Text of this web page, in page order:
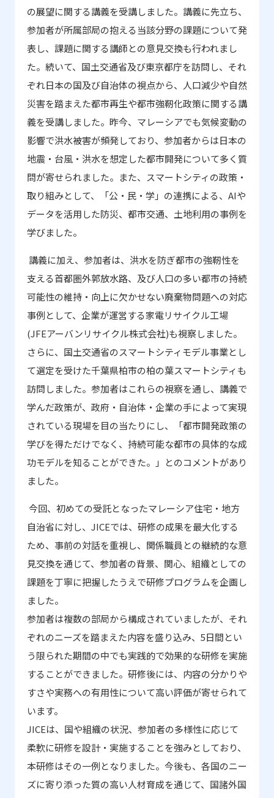
の展望に関する講義を受講しました。講義に先立ち、
参加者が所属部局の抱える当該分野の課題について発
表し、課題に関する講師との意見交換も行われまし
た。続いて、国土交通省及び東京都庁を訪問し、それ
ぞれ日本の国及び自治体の視点から、人口減少や自然
災害を踏まえた都市再生や都市強靭化政策に関する講
義を受講しました。昨今、マレーシアでも気候変動の
影響で洪水被害が頻発しており、参加者からは日本の
地震・台風・洪水を想定した都市開発について多く質
問が寄せられました。また、スマートシティの政策・
取り組みとして、「公・民・学」の連携による、 AIや
データを活用した防災、都市交通、土地利用の事例を
学びました。
講義に加え、参加者は、洪水を防ぎ都市の強靭性を
支える首都圏外郭放水路、及び人口の多い都市の持続
可能性の維持・向上に欠かせない廃棄物問題への対応
事例として、企業が運営する家電リサイクル工場
(JFEアーバンリサイクル株式会社)も視察しました。
さらに、国土交通省のスマートシティモデル事業とし
て選定を受けた千葉県柏市の柏の葉スマートシティも
訪問しました。参加者はこれらの視察を通し、講義で
学んだ政策が、政府・自治体・企業の手によって実現
されている現場を目の当たりにし、「都市開発政策の
学びを得ただけでなく、持続可能な都市の具体的な成
功モデルを知ることができた。」とのコメントがあり
ました。
今回、初めての受託となったマレーシア住宅・地方
自治省に対し、 JICEでは、研修の成果を最大化する
ため、事前の対話を重視し、関係職員との継続的な意
見交換を通じて、参加者の背景、関心、組織としての
課題を丁寧に把握したうえで研修プログラムを企画し
ました。
参加者は複数の部局から構成されていましたが、それ
ぞれのニーズを踏まえた内容を盛り込み、 5日間とい
う限られた期間の中でも実践的で効果的な研修を実施
することができました。研修後には、内容の分かりや
すさや実務への有用性について高い評価が寄せられて
います。
JICEは、国や組織の状況、参加者の多様性に応じて
柔軟に研修を設計・実施することを強みとしており、
本研修はその一例となりました。今後も、各国のニー
ズに寄り添った質の高い人材育成を通じて、国諸外国